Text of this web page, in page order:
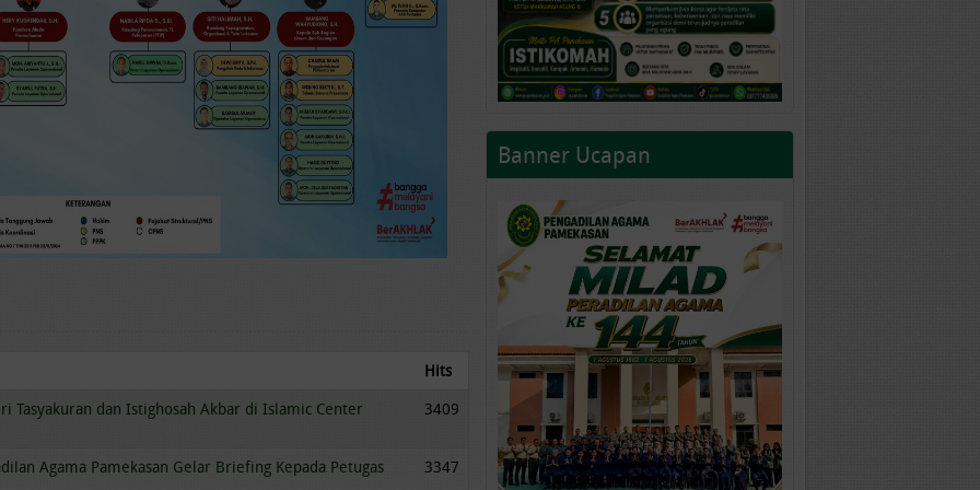
Hits
Tasyakuran dan Istighosah Akbar di Islamic Center
3409
Agama Pamekasan Gelar Briefing Kepada Petugas 3347
Banner Ucapan